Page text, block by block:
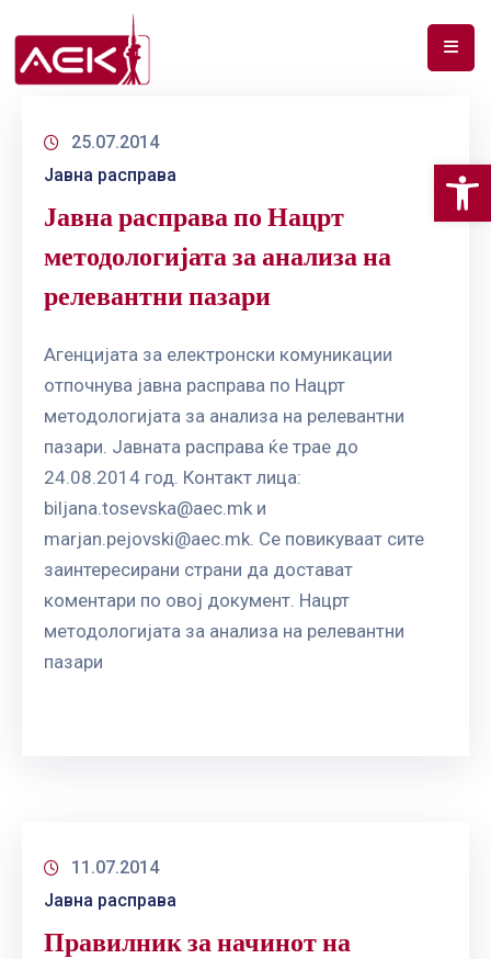
ДОКУМЕНТИ
СПЕКТАР
ТЕЛЕКОМУНИКАЦИИ
АНАЛИЗА
ПАЗАР
ГРИЖА
КОРИСНИЦИ
ЈАВНИ
НАБАВКИ
25.07.2014
Јавна расправа
Јавна расправа по Нацрт
методологијата за анализа на
релевантни пазари
Агенцијата за електронски комуникации
отпочнува јавна расправа по Нацрт
методологијата за анализа на релевантни
пазари. Јавната расправа ќе трае до
24.08.2014 год. Контакт лица:
biljana.tosevska@aec.mk и
marjan.pejovski@aec.mk . Се повикуваат сите
заинтересирани страни да достават
коментари по овој документ. Нацрт
методологијата за анализа на релевантни
пазари
11.07.2014
Јавна расправа
Правилник за начинот на